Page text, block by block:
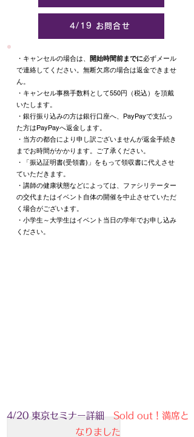
4/19 お問合せ
・キャンセルの場合は、 開始時間前までに必ずメール
で連絡してください。無断欠席の場合は返金できませ
ん。
・キャンセル事務手数料として550円（税込）を頂戴
いたします。
・銀行振り込みの方は銀行口座へ、PayPayで支払っ
た方はPayPayへ返金します。
・当方の都合により申し訳ございませんが返金手続き
までお時間がかかります。ご了承ください。
​・「振込証明書(受領書)」をもって領収書に代えさせ
ていただきます。
・講師の健康状態などによっては、ファシリテーター
の交代またはイベント自体の開催を中止させていただ
く場合がございます。
​・小学生～大学生はイベント当日の学年でお申し込み
ください。
4/20 東京セミナー詳細 Sold out！満席と
なりました